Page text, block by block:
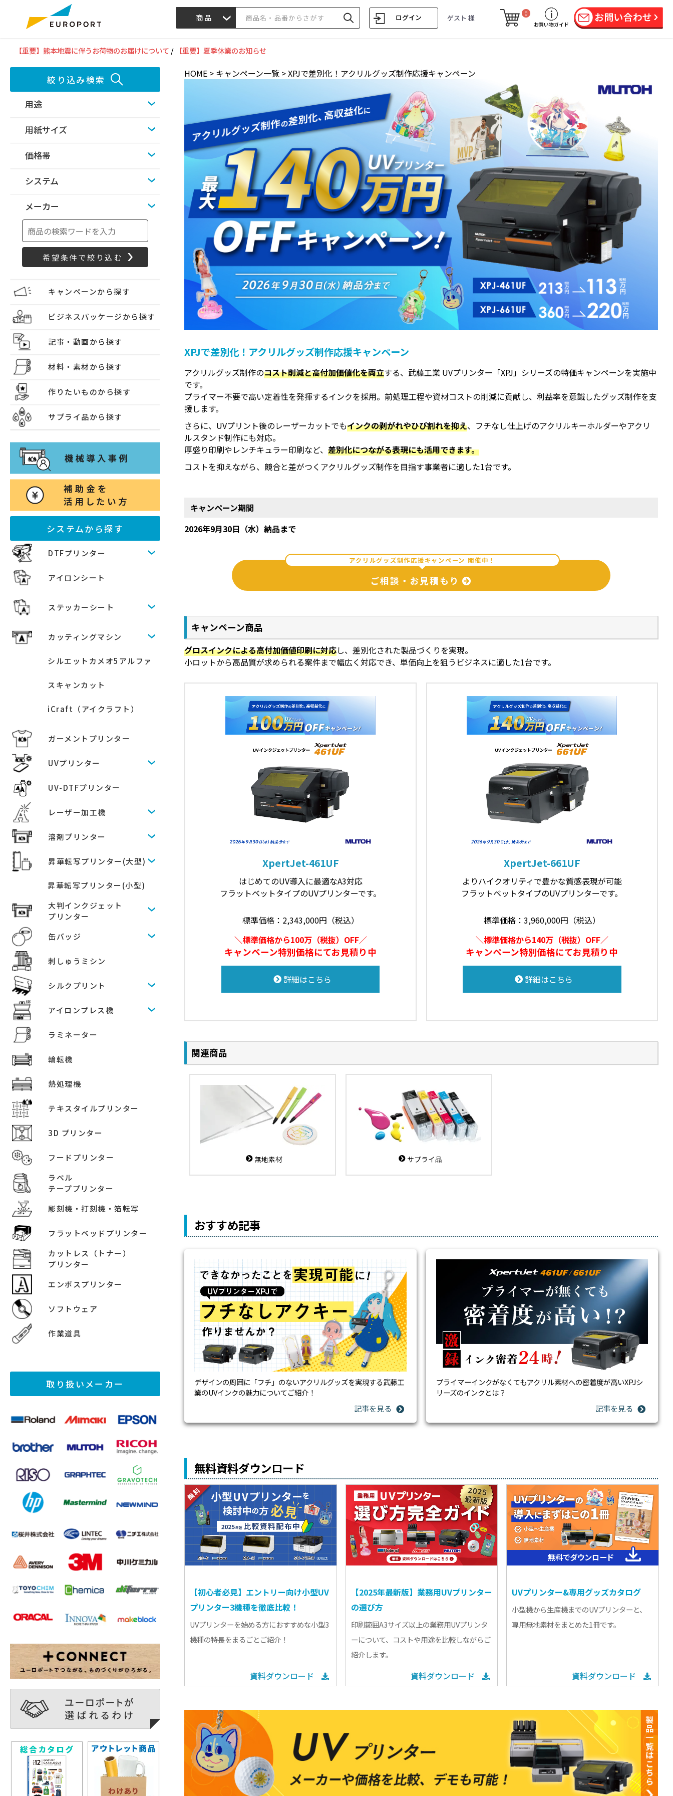
商品 ログイン ゲスト 様
0
お買い物ガイド
【重要】熊本地震に伴うお荷物のお届けについて / 【重要】夏季休業のお知らせ
絞り込み検索
用途
用紙サイズ
価格帯
システム
メーカー
キャンペーンから探す
ビジネスパッケージから探す
記事・動画から探す
材料・素材から探す
作りたいものから探す
サプライ品から探す
システムから探す
DTFプリンター
アイロンシート
ステッカーシート
カッティングマシン
シルエットカメオ5アルファ
スキャンカット
iCraft（アイクラフト）
ガーメントプリンター
UVプリンター
UV-DTFプリンター
レーザー加工機
溶剤プリンター
昇華転写プリンター(大型)
昇華転写プリンター(小型)
大判インクジェット
プリンター
缶バッジ
刺しゅうミシン
シルクプリント
アイロンプレス機
ラミネーター
輪転機
熱処理機
テキスタイルプリンター
3D プリンター
フードプリンター
ラベル
テーププリンター
彫刻機・打刻機・箔転写
フラットベッドプリンター
カットレス（トナー）
プリンター
エンボスプリンター
ソフトウェア
作業道具
取り扱いメーカー
HOME > キャンペーン一覧 >XPJで差別化！アクリルグッズ制作応援キャンペーン
XPJで差別化！アクリルグッズ制作応援キャンペーン
アクリルグッズ制作のコスト削減と高付加価値化を両立する、武藤工業 UVプリンター「XPJ」シリーズの特価キャンペーンを実施中
です。
プライマー不要で高い定着性を発揮するインクを採用。前処理工程や資材コストの削減に貢献し、利益率を意識したグッズ制作を支
援します。
さらに、UVプリント後のレーザーカットでもインクの剥がれやひび割れを抑え、フチなし仕上げのアクリルキーホルダーやアクリ
ルスタンド制作にも対応。
厚盛り印刷やレンチキュラー印刷など、差別化につながる表現にも活用できます。
コストを抑えながら、競合と差がつくアクリルグッズ制作を目指す事業者に適した1台です。
キャンペーン期間
2026年9月30日（水）納品まで
アクリルグッズ制作応援キャンペーン 開催中！
ご相談・お見積もり
キャンペーン商品
グロスインクによる高付加価値印刷に対応し、差別化された製品づくりを実現。
小ロットから高品質が求められる案件まで幅広く対応でき、単価向上を狙うビジネスに適した1台です。
XpertJet-461UF
はじめてのUV導入に最適なA3対応
フラットベットタイプのUVプリンターです。
標準価格：2,343,000円（税込）
＼標準価格から100万（税抜）OFF／
キャンペーン特別価格にてお見積り中
詳細はこちら
XpertJet-661UF
よりハイクオリティで豊かな質感表現が可能
フラットベットタイプのUVプリンターです。
標準価格：3,960,000円（税込）
＼標準価格から140万（税抜）OFF／
キャンペーン特別価格にてお見積り中
詳細はこちら
関連商品
無地素材 サプライ品
おすすめ記事
デザインの周囲に「フチ」のないアクリルグッズを実現する武藤工
業のUVインクの魅力についてご紹介！
プライマーインクがなくてもアクリル素材への密着度が高いXPJシ
リーズのインクとは？
無料資料ダウンロード
【初心者必見】エントリー向け小型UV
プリンター3機種を徹底比較！
UVプリンターを始める方におすすめな小型3
機種の特長をまるごとご紹介！
資料ダウンロード
【2025年最新版】業務用UVプリンター
の選び方
印刷範囲A3サイズ以上の業務用UVプリンタ
ーについて、コストや用途を比較しながらご
紹介します。
資料ダウンロード
UVプリンター&専用グッズカタログ
小型機から生産機までのUVプリンターと、
専用無地素材をまとめた1冊です。
資料ダウンロード